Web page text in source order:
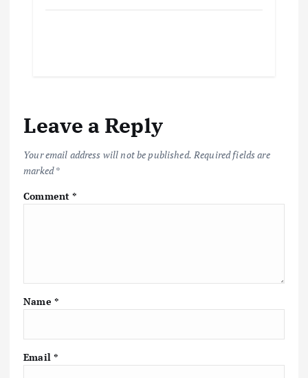
Leave a Reply
Your email address will not be published. Required fields are
marked*
Comment*
Name *
Email *